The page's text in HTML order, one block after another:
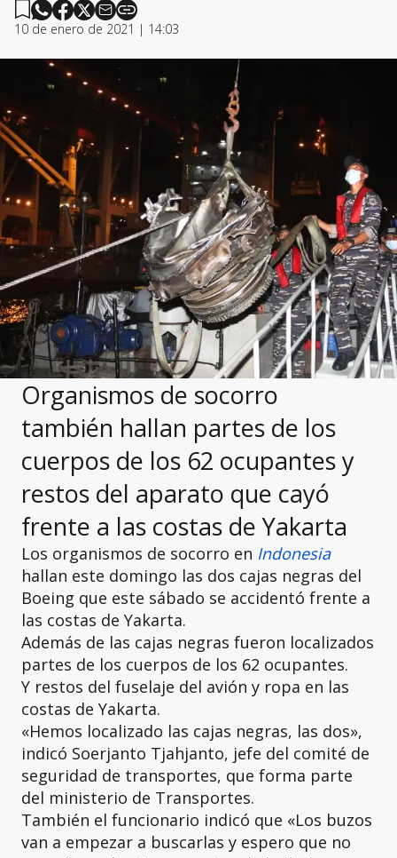
10 de enero de 2021 | 14:03
Organismos de socorro
también hallan partes de los
cuerpos de los 62 ocupantes y
restos del aparato que cayó
frente a las costas de Yakarta
Los organismos de socorro en Indonesia
hallan este domingo las dos cajas negras del
Boeing que este sábado se accidentó frente a
las costas de Yakarta.
Además de las cajas negras fueron localizados
partes de los cuerpos de los 62 ocupantes.
Y restos del fuselaje del avión y ropa en las
costas de Yakarta.
«Hemos localizado las cajas negras, las dos»,
indicó Soerjanto Tjahjanto, jefe del comité de
seguridad de transportes, que forma parte
del ministerio de Transportes.
También el funcionario indicó que «Los buzos
van a empezar a buscarlas y espero que no